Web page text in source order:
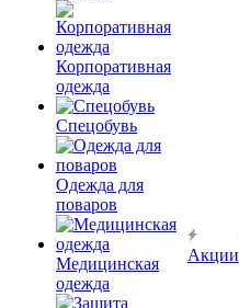
Корпоративная
одежда
Спецобувь
Одежда для
поваров
Медицинская
одежда
Акции